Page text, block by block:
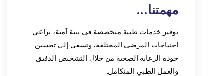
مهمتنا...
توفير خدمات طبية متخصصة في بيئة آمنة، تراعي
احتياجات المرضى المختلفة، وتسعى إلى تحسين
جودة الرعاية الصحية من خلال التشخيص الدقيق
والعمل الطبي المتكامل.